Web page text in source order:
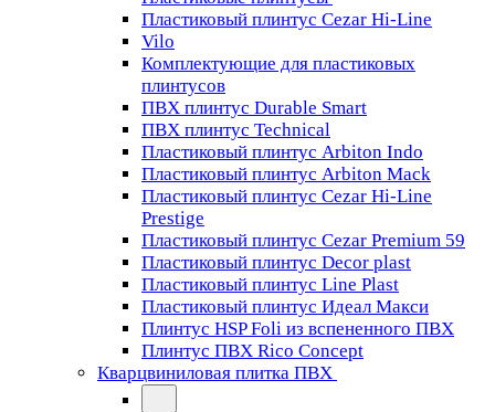
Пластиковый плинтус Cezar Hi-Line
Vilo
Комплектующие для пластиковых
плинтусов
ПВХ плинтус Durable Smart
ПВХ плинтус Technical
Пластиковый плинтус Arbiton Indo
Пластиковый плинтус Arbiton Mack
Пластиковый плинтус Cezar Hi-Line
Prestige
Пластиковый плинтус Cezar Premium 59
Пластиковый плинтус Decor plast
Пластиковый плинтус Line Plast
Пластиковый плинтус Идеал Макси
Плинтус HSP Foli из вспененного ПВХ
Плинтус ПВХ Rico Concept
Кварцвиниловая плитка ПВХ